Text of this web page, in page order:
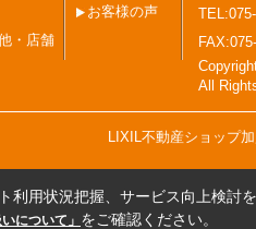
・店舗
お客様の声
All
LIXIL不動産ショップ
利用状況把握、サービス向上検討
について」 をご確認ください。